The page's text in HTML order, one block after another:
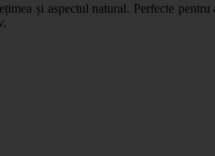
și aspectul natural. Perfecte pentru